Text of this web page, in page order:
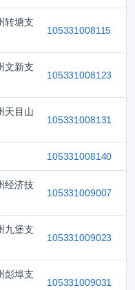
转塘支
105331008115
文新支
105331008123
天目山
105331008131
105331008140
经济技
105331009007
九堡支
105331009023
彭埠支
105331009031